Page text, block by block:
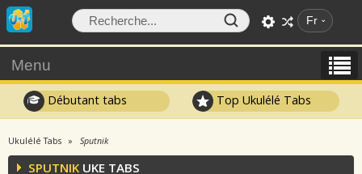
Fr
Menu
Débutant tabs Top Ukulélé Tabs
Ukulélé Tabs Sputnik
SPUTNIK UKE TABS